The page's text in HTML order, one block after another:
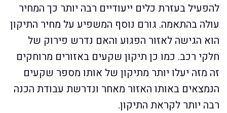
להפעיל בעזרת כלים ייעודיים רבה יותר כך המחיר
עולה בהתאמה. גורם נוסף המשפיע על מחיר התיקון
הוא הגישה לאזור הפגוע והאם נדרש פירוק של
חלקי רכב. כמו כן תיקון שקעים באזורים מרוחקים
זה מזה יעלו יותר מתיקון של אותו מספר שקעים
הנמצאים באותו האזור מאחר ונדרשת עבודת הכנה
רבה יותר לקראת התיקון.